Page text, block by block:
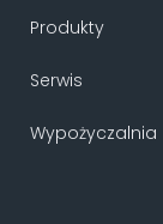
Produkty
Serwis
Wypożyczalnia